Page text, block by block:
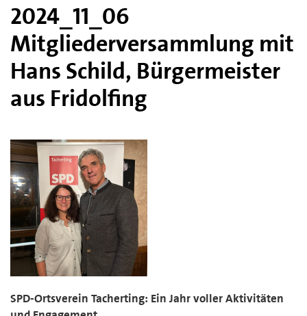
2024_11_06
Mitgliederversammlung mit
Hans Schild, Bürgermeister
aus Fridolfing
SPD-Ortsverein Tacherting: Ein Jahr voller Aktivitäten